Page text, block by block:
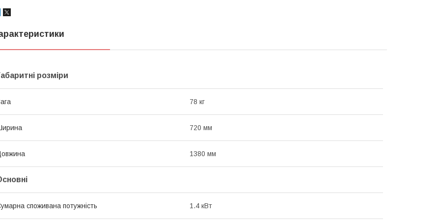
розміри
78 кг
720 мм
1380 мм
споживана потужність 1.4 кВт